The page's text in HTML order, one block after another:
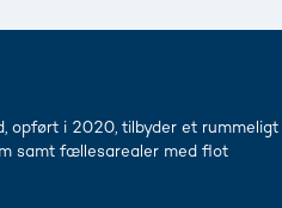
opført i 2020, tilbyder et rummeligt
samt fællesarealer med flot